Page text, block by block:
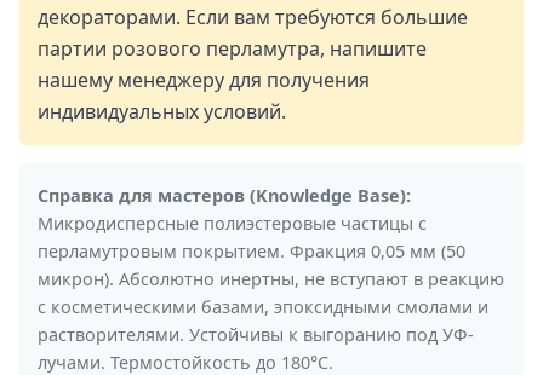
декораторами. Если вам требуются большие
партии розового перламутра, напишите
нашему менеджеру для получения
индивидуальных условий.
Справка для мастеров (Knowledge Base):
Микродисперсные полиэстеровые частицы с
перламутровым покрытием. Фракция 0,05 мм (50
микрон). Абсолютно инертны, не вступают в реакцию
с косметическими базами, эпоксидными смолами и
растворителями. Устойчивы к выгоранию под УФ-
лучами. Термостойкость до 180°C.